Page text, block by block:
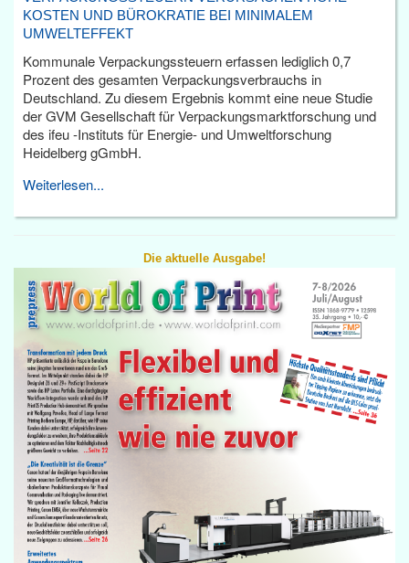
KOSTEN UND BÜROKRATIE BEI MINIMALEM
UMWELTEFFEKT
Kommunale Verpackungssteuern erfassen lediglich 0,7
Prozent des gesamten Verpackungsverbrauchs in
Deutschland. Zu diesem Ergebnis kommt eine neue Studie
der GVM Gesellschaft für Verpackungsmarktforschung und
des ifeu -Instituts für Energie- und Umweltforschung
Heidelberg gGmbH.
Weiterlesen...
Die aktuelle Ausgabe!